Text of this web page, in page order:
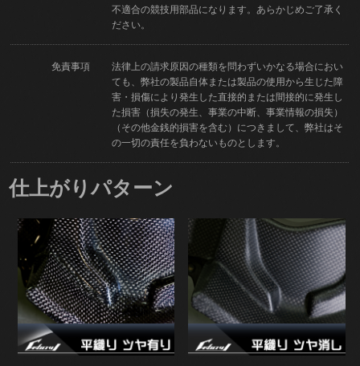
不適合の競技用部品になります。あらかじめご了承く
ださい。
免責事項
法律上の請求原因の種類を問わずいかなる場合におい
ても、弊社の製品自体または製品の使用から生じた障
害・損傷により発生した直接的または間接的に発生し
た損害（損失の発生、事業の中断、事業情報の損失）
（その他金銭的損害を含む）につきまして、弊社はそ
の一切の責任を負わないものとします。
仕上がりパターン